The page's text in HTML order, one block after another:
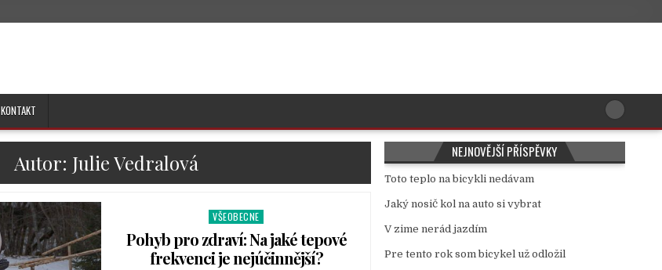
KONTAKT
Autor: Julie Vedralová
P
o
s
t
VŠEOBECNE
Pohyb pro zdraví: Na jaké tepové
frekvenci je nejúčinnější?
NEJNOVĚJŠÍ PŘÍSPĚVKY
Toto teplo na bicykli nedávam
Jaký nosič kol na auto si vybrat
V zime nerád jazdím
Pre tento rok som bicykel už odložil